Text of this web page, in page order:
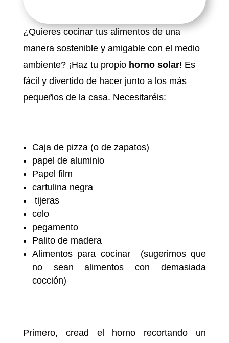
¿Quieres cocinar tus alimentos de una
manera sostenible y amigable con el medio
ambiente? ¡Haz tu propio horno solar! Es
fácil y divertido de hacer junto a los más
pequeños de la casa. Necesitaréis:
Caja de pizza (o de zapatos)
papel de aluminio
Papel film
cartulina negra
tijeras
celo
pegamento
Palito de madera
Alimentos para cocinar (sugerimos que
no sean alimentos con demasiada
cocción)
Primero, cread el horno recortando un